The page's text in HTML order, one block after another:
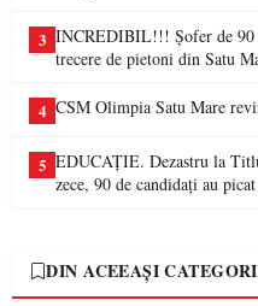
3 INCREDIBIL!!! Șofer de 90
trecere de pietoni din Satu
4 CSM Olimpia Satu Mare
5 EDUCAȚIE. Dezastru la
zece, 90 de candidați au
DIN ACEEAȘI